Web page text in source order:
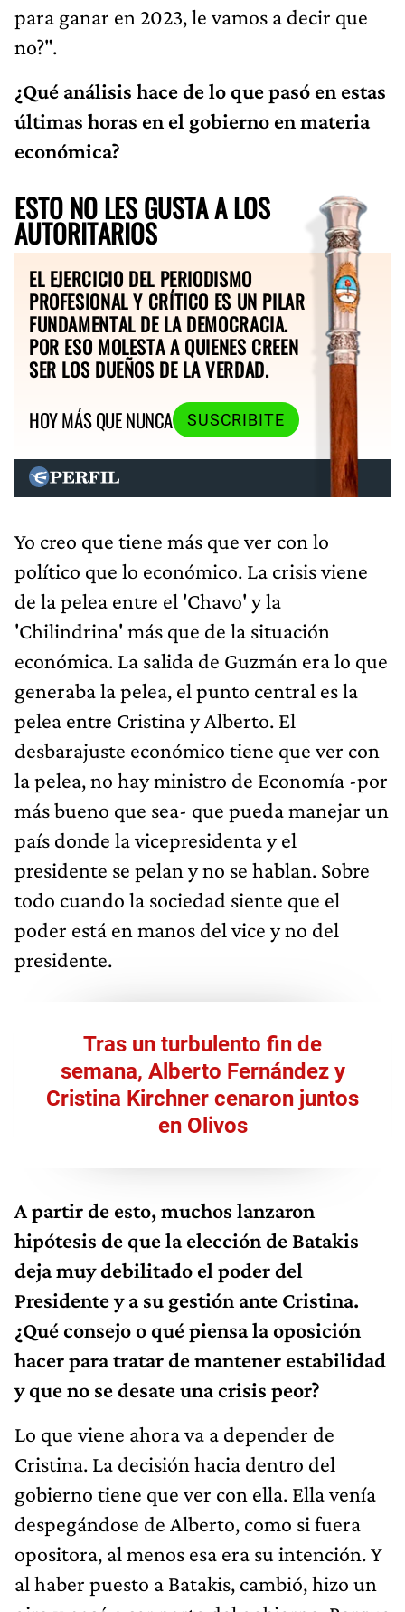
para ganar en 2023, le vamos a decir que
no?".
¿Qué análisis hace de lo que pasó en estas
últimas horas en el gobierno en materia
económica?
ESTO NO LES GUSTA A LOS
AUTORITARIOS
EL EJERCICIO DEL PERIODISMO
PROFESIONAL Y CRÍTICO ES UN PILAR
FUNDAMENTAL DE LA DEMOCRACIA.
POR ESO MOLESTA A QUIENES CREEN
SER LOS DUEÑOS DE LA VERDAD.
HOY MÁS QUE NUNCA
SUSCRIBITE
Yo creo que tiene más que ver con lo
político que lo económico. La crisis viene
de la pelea entre el 'Chavo' y la
'Chilindrina' más que de la situación
económica. La salida de Guzmán era lo que
generaba la pelea, el punto central es la
pelea entre Cristina y Alberto. El
desbarajuste económico tiene que ver con
la pelea, no hay ministro de Economía -por
más bueno que sea- que pueda manejar un
país donde la vicepresidenta y el
presidente se pelan y no se hablan. Sobre
todo cuando la sociedad siente que el
poder está en manos del vice y no del
presidente.
Tras un turbulento fin de
semana, Alberto Fernández y
Cristina Kirchner cenaron juntos
en Olivos
A partir de esto, muchos lanzaron
hipótesis de que la elección de Batakis
deja muy debilitado el poder del
Presidente y a su gestión ante Cristina.
¿Qué consejo o qué piensa la oposición
hacer para tratar de mantener estabilidad
y que no se desate una crisis peor?
Lo que viene ahora va a depender de
Cristina. La decisión hacia dentro del
gobierno tiene que ver con ella. Ella venía
despegándose de Alberto, como si fuera
opositora, al menos esa era su intención. Y
al haber puesto a Batakis, cambió, hizo un